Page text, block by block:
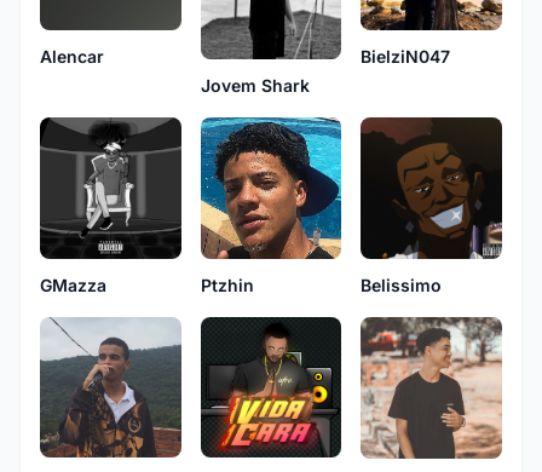
Alencar
Jovem Shark
BielziN047
GMazza Ptzhin Belissimo